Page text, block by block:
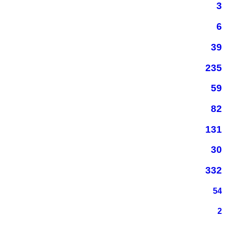
3
6
39
235
59
82
131
30
332
54
2